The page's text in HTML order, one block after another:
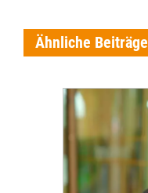
Ähnliche Beiträge